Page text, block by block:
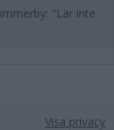
"Lär inte
Visa privacy